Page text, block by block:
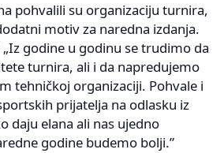
pohvalili su organizaciju turnira,
motiv za naredna izdanja.
godine u godinu se trudimo da
turnira, ali i da napredujemo
tehničkoj organizaciji. Pohvale i
prijatelja na odlasku iz
daju elana ali nas ujedno
godine budemo bolji.”